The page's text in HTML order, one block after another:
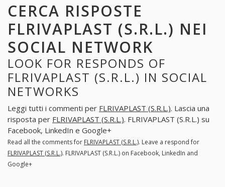
CERCA RISPOSTE
FLRIVAPLAST (S.R.L.) NEI
SOCIAL NETWORK
LOOK FOR RESPONDS OF
FLRIVAPLAST (S.R.L.) IN SOCIAL
NETWORKS
Leggi tutti i commenti per FLRIVAPLAST (S.R.L.). Lascia una
risposta per FLRIVAPLAST (S.R.L.). FLRIVAPLAST (S.R.L.) su
Facebook, LinkedIn e Google+
Read all the comments for FLRIVAPLAST (S.R.L.). Leave a respond for
FLRIVAPLAST (S.R.L.). FLRIVAPLAST (S.R.L.) on Facebook, LinkedIn and
Google+